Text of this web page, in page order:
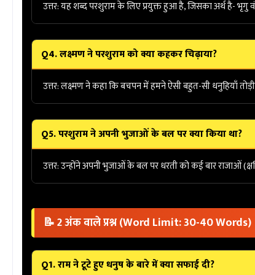
उत्तर:यह शब्दपरशुरामके लिए प्रयुक्त हुआ है, जिसका अर्थ है- भृगु
Q4. लक्ष्मण ने परशुराम को क्या कहकर चिढ़ाया?
उत्तर:लक्ष्मण ने कहा कि बचपन में हमने ऐसी बहुत-सी धनुहियाँ
Q5. परशुराम ने अपनी भुजाओं के बल पर क्या किया था?
उत्तर:उन्होंने अपनी भुजाओं के बल पर धरती को कई बार राजाओं
📝 2 अंक वाले प्रश्न (Word Limit: 30-40 Words)
Q1. राम ने टूटे हुए धनुष के बारे में क्या सफाई दी?